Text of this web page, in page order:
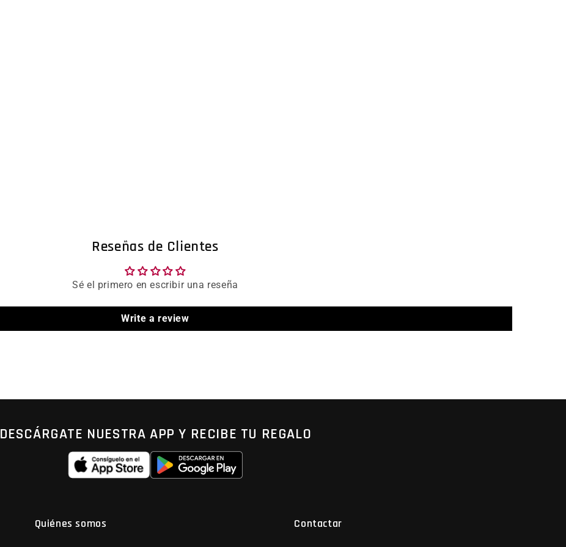
Reseñas de Clientes
Sé el primero en escribir una reseña
Write a review
DESCÁRGATE NUESTRA APP Y RECIBE TU REGALO
Quiénes somos Contactar